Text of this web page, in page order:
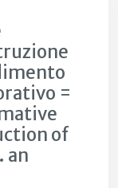
=
of
an